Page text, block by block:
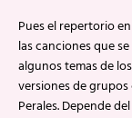
Pues el repertorio
las canciones que
algunos temas de
versiones de grupos
Perales. Depende